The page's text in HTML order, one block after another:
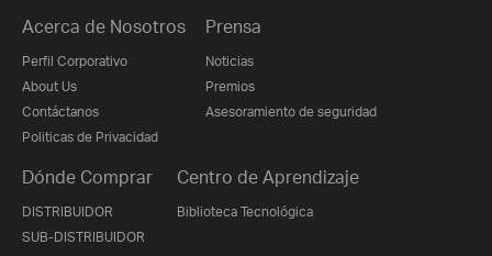
Acerca de Nosotros
Perfil Corporativo
About Us
Contáctanos
Politicas de Privacidad
Prensa
Noticias
Premios
Asesoramiento de seguridad
Dónde Comprar
DISTRIBUIDOR
SUB-DISTRIBUIDOR
Centro de Aprendizaje
Biblioteca Tecnológica